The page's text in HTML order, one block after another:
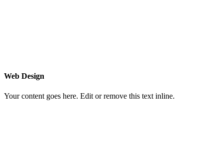
Web Design
Your content goes here. Edit or remove this text inline.